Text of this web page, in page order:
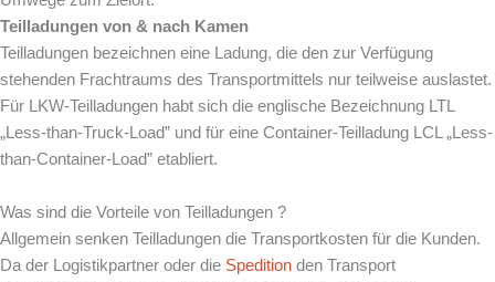
Teilladungen von & nach Kamen
Teilladungen bezeichnen eine Ladung, die den zur Verfügung
stehenden Frachtraums des Transportmittels nur teilweise auslastet.
Für LKW-Teilladungen habt sich die englische Bezeichnung LTL
„Less-than-Truck-Load” und für eine Container-Teilladung LCL „Less-
than-Container-Load” etabliert.
Was sind die Vorteile von Teilladungen ?
Allgemein senken Teilladungen die Transportkosten für die Kunden.
Da der Logistikpartner oder die Spedition den Transport